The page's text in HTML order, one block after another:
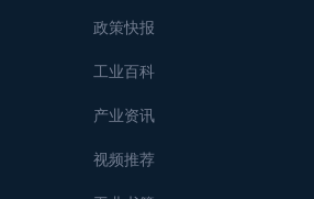
政策快报
工业百科
产业资讯
视频推荐